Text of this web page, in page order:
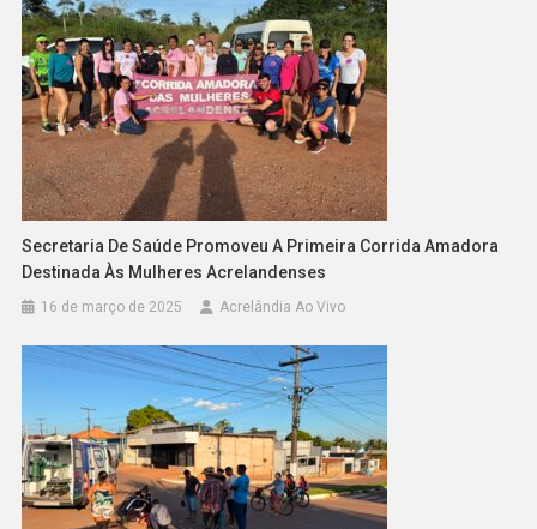
Secretaria De Saúde Promoveu A Primeira Corrida Amadora
Destinada Às Mulheres Acrelandenses
16 de março de 2025 Acrelândia Ao Vivo